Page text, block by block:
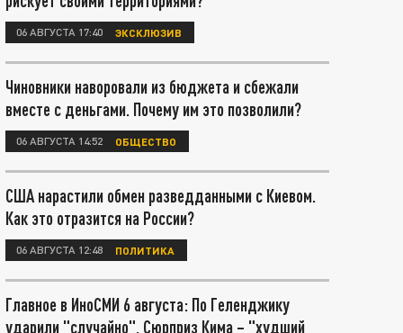
06 АВГУСТА 17:40 ЭКСКЛЮЗИВ
Чиновники наворовали из бюджета и сбежали
вместе с деньгами. Почему им это позволили?
06 АВГУСТА 14:52 ОБЩЕСТВО
США нарастили обмен разведданными с Киевом.
Как это отразится на России?
06 АВГУСТА 12:48 ПОЛИТИКА
Главное в ИноСМИ 6 августа: По Геленджику
ударили "случайно". Сюрприз Кима – "худший